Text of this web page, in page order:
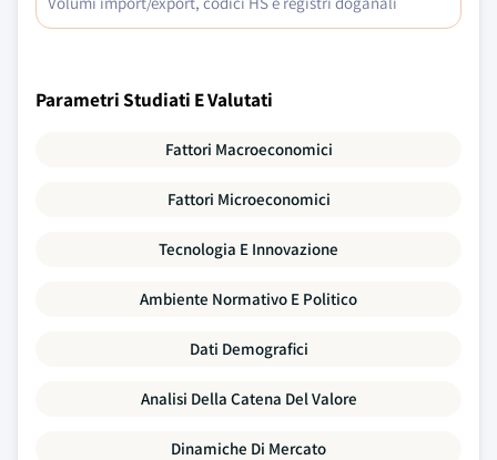
Parametri Studiati E Valutati
Fattori Macroeconomici
Fattori Microeconomici
Tecnologia E Innovazione
Ambiente Normativo E Politico
Dati Demografici
Analisi Della Catena Del Valore
Dinamiche Di Mercato